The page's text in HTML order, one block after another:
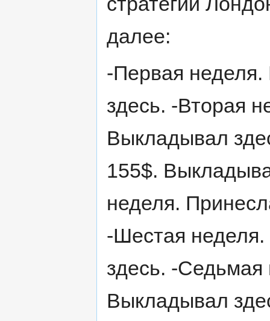
далее:
-Первая
здесь. -Вторая
Выкладывал
155$.
неделя.
-Шестая
здесь. -
Выкладывал